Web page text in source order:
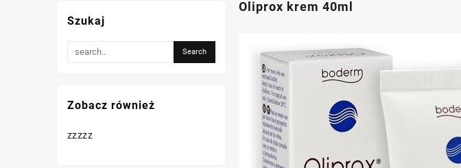
Oliprox krem 40ml
Szukaj
Zobacz również
zzzzz